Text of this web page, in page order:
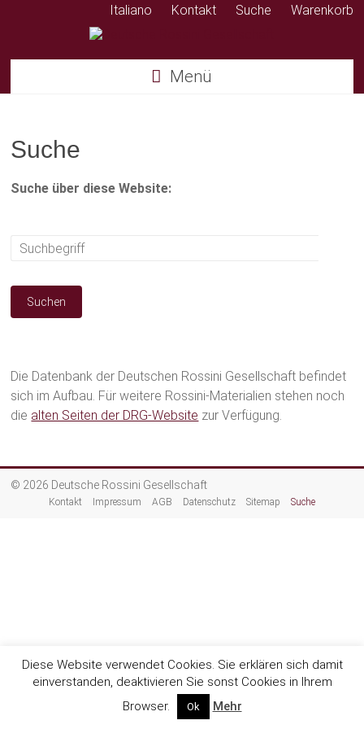
Italiano Kontakt Suche Warenkorb
Deutsche
Rossini
Menü
Suche
Suche über diese Website:
Die Datenbank der Deutschen Rossini Gesellschaft befindet
sich im Aufbau. Für weitere Rossini-Materialien stehen noch
die alten Seiten der DRG-Website zur Verfügung.
© 2026 Deutsche Rossini Gesellschaft
Kontakt Impressum AGB Datenschutz Sitemap Suche
Diese Website verwendet Cookies. Sie erklären sich damit
einverstanden, deaktivieren Sie sonst Cookies in Ihrem
Browser.
Ok Mehr